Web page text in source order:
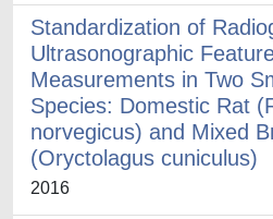
Standardization of
Ultrasonographic
Measurements in Two
Species: Domestic Rat
norvegicus) and Mixed
(Oryctolagus cuniculus)
2016